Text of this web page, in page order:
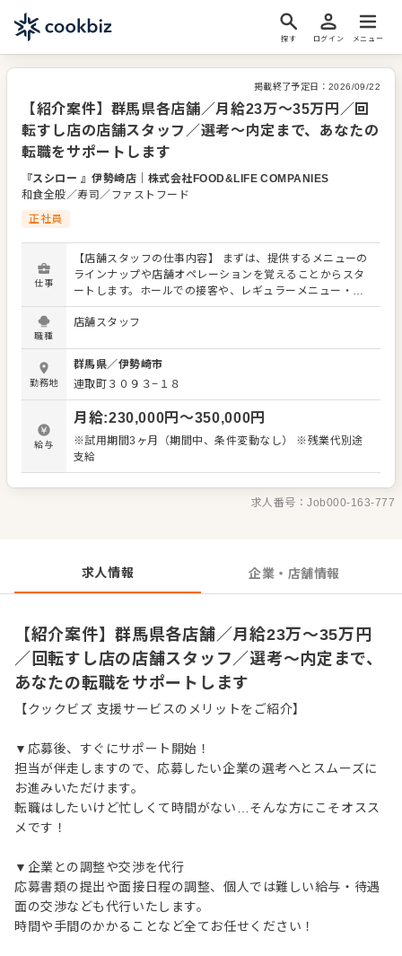
探す ログイン メニュー
掲載終了予定日： 2026/09/22
【紹介案件】群馬県各店舗／月給23万～35万円／回
転すし店の店舗スタッフ／選考～内定まで、あなたの
転職をサポートします
『スシロー 』伊勢崎店
株式会社FOOD&LIFE COMPANIES
和食全般／寿司／ファストフード
正社員
仕事
【店舗スタッフの仕事内容】 まずは、提供するメニューの
ラインナップや店舗オペレーションを覚えることからスタ
ートします。ホールでの接客や、レギュラーメニュー・限
定メニューなどの調理にも関わりますので、店舗業務全般
に関わる幅広いスキルを身につけられます。 よりよいお店
迎です。 【具体的には…】 ・お席へのご案内、オーダーテ
イク、レジ対応など接客全般 ・ドリンク作り、提供 ・予約
管理、電話対応 ・仕込みから盛り付けまでの調理業務 ・食
材の仕入れや在庫管理 ・アルバイトスタッフの教育 など
入社後はスキルに合わせた業務からお任せしますので、
徐々に仕事の幅を広げていきましょう。先輩スタッフがあ
なたの成長をサポートしますので、経験が浅い方も安心し
もめざせます。
職種
店舗スタッフ
勤務地
群馬県／伊勢崎市
連取町３０９３−１８
給与
月給:230,000円〜350,000円
※試用期間3ヶ月（期間中、条件変動なし） ※残業代別途
支給
求人番号：Job000-163-777
求人情報 企業・店舗情報
【紹介案件】群馬県各店舗／月給23万～35万円
／回転すし店の店舗スタッフ／選考～内定まで、
あなたの転職をサポートします
【クックビズ 支援サービスのメリットをご紹介】
▼応募後、すぐにサポート開始！
担当が伴走しますので、応募したい企業の選考へとスムーズに
お進みいただけます。
転職はしたいけど忙しくて時間がない…そんな方にこそオスス
メです！
▼企業との調整や交渉を代行
応募書類の提出や面接日程の調整、個人では難しい給与・待遇
面の交渉なども代行いたします。
時間や手間のかかることなど全てお任せください！